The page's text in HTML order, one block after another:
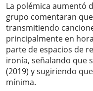
La polémica aumentó
grupo comentaran
transmitiendo
principalmente en
parte de espacios de
ironía, señalando que
(2019) y sugiriendo
mínima.